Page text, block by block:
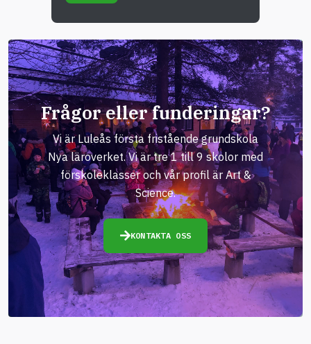
Frågor eller funderingar?
Vi är Luleås första fristående grundskola
Nya läroverket. Vi är tre 1 till 9 skolor med
förskoleklasser och vår profil är Art &
Science.
KONTAKTA OSS